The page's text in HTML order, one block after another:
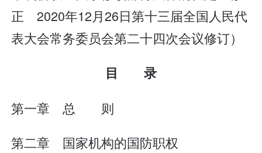
正 2020年12月26日第十三届全国人民代
表大会常务委员会第二十四次会议修订）
目 录
第一章 总 则
第二章 国家机构的国防职权